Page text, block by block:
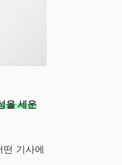
을 세운
기사에